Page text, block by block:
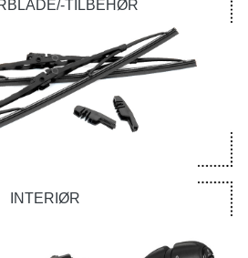
TILBEHØR
INTERIØR